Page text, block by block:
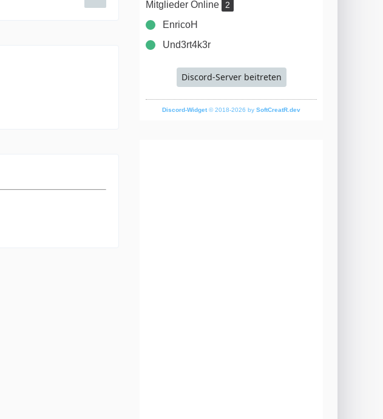
Mitglieder Online 2
EnricoH
Und3rt4k3r
Discord-Server beitreten
Discord-Widget© 2018-2026 by SoftCreatR.dev